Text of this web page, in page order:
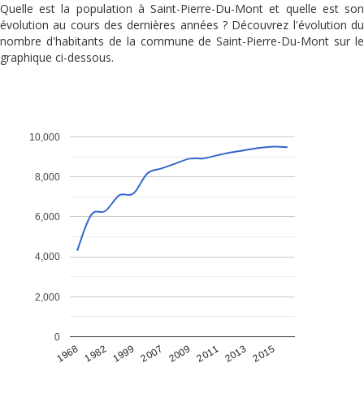
Quelle est la population à Saint-Pierre-Du-Mont et quelle est son
évolution au cours des dernières années ? Découvrez l'évolution du
nombre d'habitants de la commune de Saint-Pierre-Du-Mont sur le
graphique ci-dessous.
1968 1982 1999 2007 2009 2011 2013 2015
0
2,000
4,000
6,000
8,000
10,000